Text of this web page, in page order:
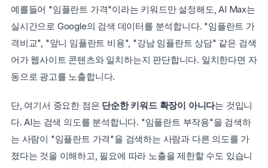
예를들어 "임플란트 가격"이라는 키워드만 설정해도, AI Max는
실시간으로 Google의 검색 데이터를 분석합니다. "임플란트 가
격비교", "앞니 임플란트 비용", "강남 임플란트 상담" 같은 검색
어가 웹사이트 콘텐츠와 일치하는지 판단합니다. 일치한다면 자
동으로 광고를 노출합니다.
단, 여기서 중요한 점은 단순한 키워드 확장이 아니다는 것입니
다. AI는 검색 의도를 분석합니다. "임플란트 부작용"을 검색하
는 사람이 "임플란트 가격"을 검색하는 사람과 다른 의도를 가
졌다는 것을 이해하고, 필요에 따라 노출을 제한할 수도 있습니